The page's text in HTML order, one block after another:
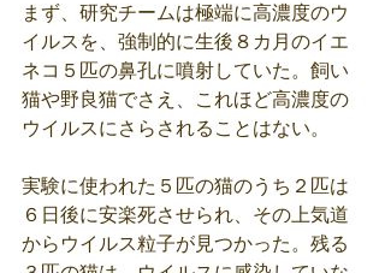
まず、研究チームは極端に高濃度のウ
イルスを、強制的に生後８カ月のイエ
ネコ５匹の鼻孔に噴射していた。飼い
猫や野良猫でさえ、これほど高濃度の
ウイルスにさらされることはない。
実験に使われた５匹の猫のうち２匹は
６日後に安楽死させられ、その上気道
からウイルス粒子が見つかった。残る